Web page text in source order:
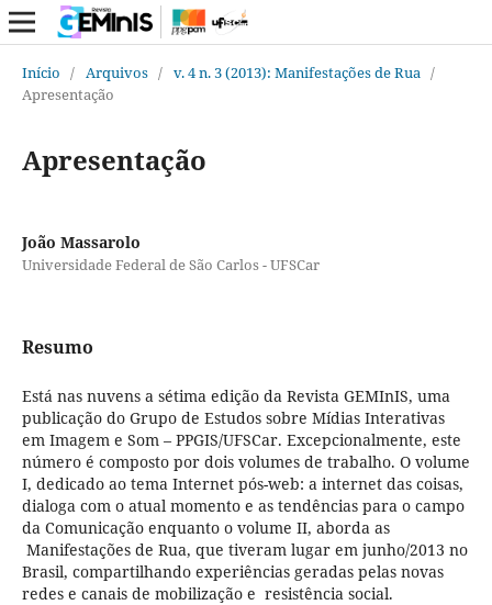
Início / Arquivos / v. 4 n. 3 (2013): Manifestações de Rua /
Apresentação
Apresentação
João Massarolo
Universidade Federal de São Carlos - UFSCar
Resumo
Está nas nuvens a sétima edição da Revista GEMInIS, uma
publicação do Grupo de Estudos sobre Mídias Interativas
em Imagem e Som – PPGIS/UFSCar. Excepcionalmente, este
número é composto por dois volumes de trabalho. O volume
I, dedicado ao tema Internet pós-web: a internet das coisas,
dialoga com o atual momento e as tendências para o campo
da Comunicação enquanto o volume II, aborda as
Manifestações de Rua, que tiveram lugar em junho/2013 no
Brasil, compartilhando experiências geradas pelas novas
redes e canais de mobilização e resistência social.